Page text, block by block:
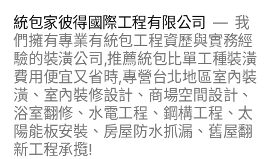
統包家彼得國際工程有限公司
我
們擁有專業有統包工程資歷與實務經
驗的裝潢公司,推薦統包比單工種裝潢
費用便宜又省時,專營台北地區室內裝
潢、室內裝修設計、商場空間設計、
浴室翻修、水電工程、鋼構工程、太
陽能板安裝、房屋防水抓漏、舊屋翻
新工程承攬!